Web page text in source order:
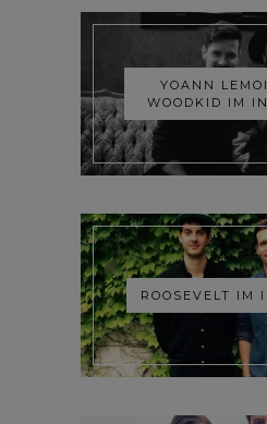
YOANN
WOODKID IM
ROOSEVELT IM